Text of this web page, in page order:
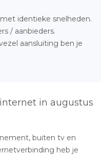
identieke snelheden.
/ aanbieders.
aansluiting ben je
in augustus
buiten tv en
heb je